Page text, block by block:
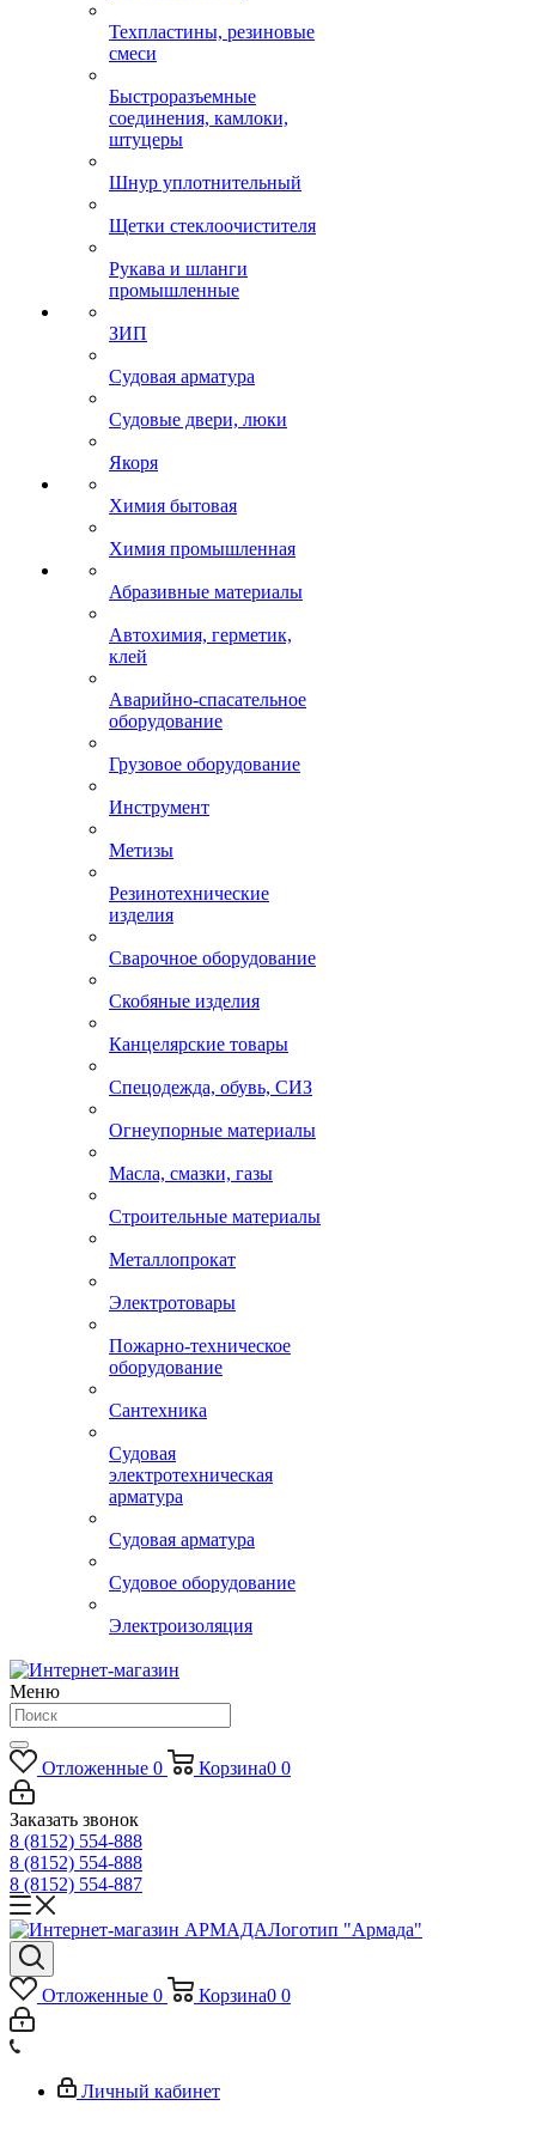
Техпластины, резиновые
смеси
Быстроразъемные
соединения, камлоки,
штуцеры
Шнур уплотнительный
Щетки стеклоочистителя
Рукава и шланги
промышленные
ЗИП
Судовая арматура
Судовые двери, люки
Якоря
Химия бытовая
Химия промышленная
Абразивные материалы
Автохимия, герметик,
клей
Аварийно-спасательное
оборудование
Грузовое оборудование
Инструмент
Метизы
Резинотехнические
изделия
Сварочное оборудование
Скобяные изделия
Канцелярские товары
Спецодежда, обувь, СИЗ
Огнеупорные материалы
Масла, смазки, газы
Строительные материалы
Металлопрокат
Электротовары
Пожарно-техническое
оборудование
Сантехника
Судовая
электротехническая
арматура
Судовая арматура
Судовое оборудование
Электроизоляция
Меню
Отложенные 0 Корзина0 0
Заказать звонок
8 (8152) 554-888
8 (8152) 554-888
8 (8152) 554-887
Логотип "Армада"
Отложенные 0 Корзина0 0
Личный кабинет